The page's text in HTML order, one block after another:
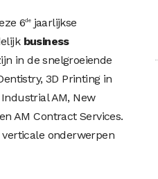
6dejaarlijkse
business
in de snelgroeiende
3D Printing in
AM, New
AM Contract Services.
verticale onderwerpen